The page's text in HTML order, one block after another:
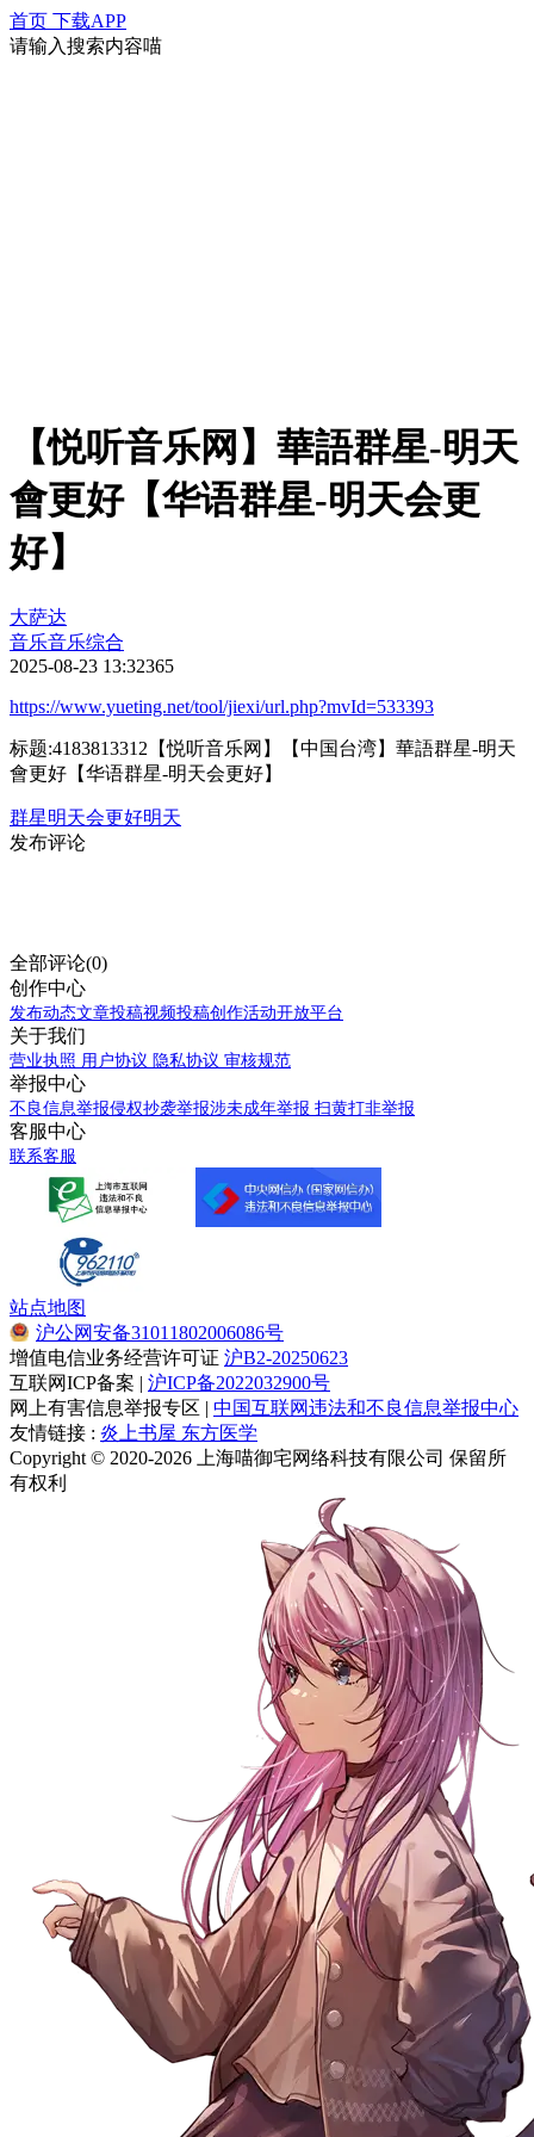
首页 下载APP
请输入搜索内容喵
【悦听音乐网】華語群星-明天
會更好【华语群星-明天会更
好】
大萨达
音乐音乐综合
2025-08-23 13:32365
https://www.yueting.net/tool/jiexi/url.php?mvId=533393
标题:4183813312【悦听音乐网】【中国台湾】華語群星-明天
會更好【华语群星-明天会更好】
群星明天会更好明天
发布评论
全部评论(0)
创作中心
发布动态文章投稿视频投稿创作活动开放平台
关于我们
营业执照 用户协议 隐私协议 审核规范
举报中心
不良信息举报侵权抄袭举报涉未成年举报 扫黄打非举报
客服中心
联系客服
站点地图
沪公网安备31011802006086号
增值电信业务经营许可证 沪B2-20250623
互联网ICP备案 | 沪ICP备2022032900号
网上有害信息举报专区 | 中国互联网违法和不良信息举报中心
友情链接 : 炎上书屋 东方医学
Copyright © 2020-2026 上海喵御宅网络科技有限公司 保留所
有权利